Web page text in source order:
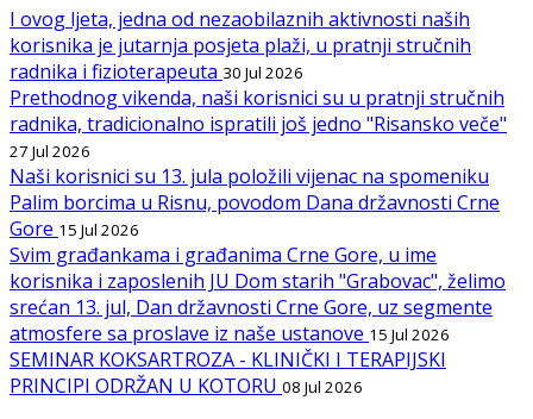
I ovog ljeta, jedna od nezaobilaznih aktivnosti naših
korisnika je jutarnja posjeta plaži, u pratnji stručnih
radnika i fizioterapeuta 30 Jul 2026
Prethodnog vikenda, naši korisnici su u pratnji stručnih
radnika, tradicionalno ispratili još jedno "Risansko veče"
27 Jul 2026
Naši korisnici su 13. jula položili vijenac na spomeniku
Palim borcima u Risnu, povodom Dana državnosti Crne
Gore 15 Jul 2026
Svim građankama i građanima Crne Gore, u ime
korisnika i zaposlenih JU Dom starih "Grabovac", želimo
srećan 13. jul, Dan državnosti Crne Gore, uz segmente
atmosfere sa proslave iz naše ustanove 15 Jul 2026
SEMINAR KOKSARTROZA - KLINIČKI I TERAPIJSKI
PRINCIPI ODRŽAN U KOTORU 08 Jul 2026